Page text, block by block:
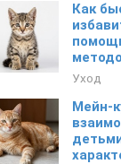
Как
Уход
Мейн-